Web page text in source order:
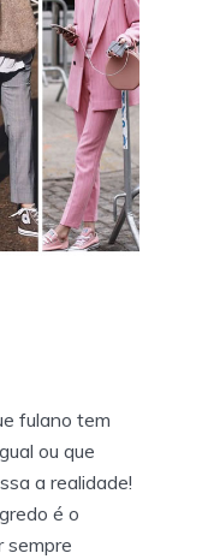
fulano tem
ou que
a realidade!
é o
sempre